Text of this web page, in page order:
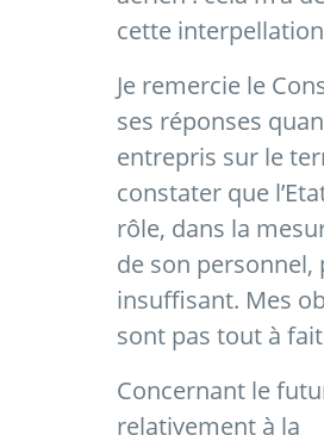
cette
Je remercie le
ses réponses
entrepris sur le
constater que
rôle, dans la
de son personnel,
insuffisant. Mes
sont pas tout à
Concernant le
relativement à la